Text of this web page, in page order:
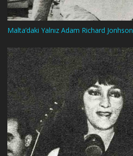
Malta’daki Yalnız Adam Richard Jonhson